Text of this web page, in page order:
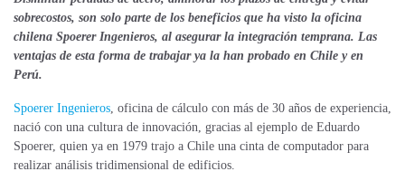
sobrecostos, son solo parte de los beneficios que ha visto la oficina
chilena Spoerer Ingenieros, al asegurar la integración temprana. Las
ventajas de esta forma de trabajar ya la han probado en Chile y en
Perú.
Spoerer Ingenieros, oficina de cálculo con más de 30 años de experiencia,
nació con una cultura de innovación, gracias al ejemplo de Eduardo
Spoerer, quien ya en 1979 trajo a Chile una cinta de computador para
realizar análisis tridimensional de edificios.